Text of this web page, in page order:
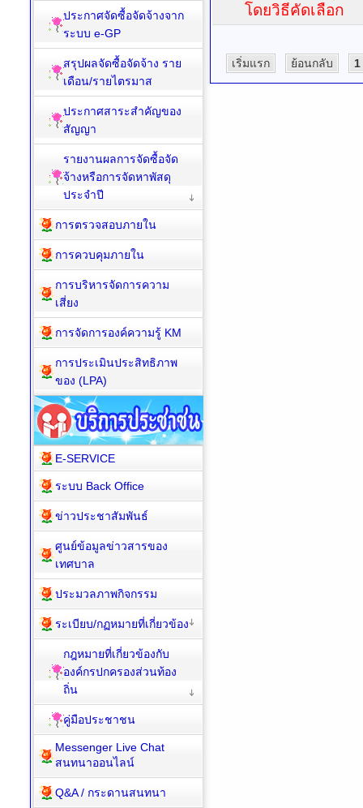
โดยวิธีคัดเลือก
เริ่มแรก ย้อนกลับ 1
ประกาศจัดซื้อจัดจ้างจาก
ระบบ e-GP
สรุปผลจัดซื้อจัดจ้าง ราย
เดือน/รายไตรมาส
ประกาศสาระสำคัญของ
สัญญา
รายงานผลการจัดซื้อจัด
จ้างหรือการจัดหาพัสดุ
ประจำปี
การตรวจสอบภายใน
การควบคุมภายใน
การบริหารจัดการความ
เสี่ยง
การจัดการองค์ความรู้ KM
การประเมินประสิทธิภาพ
ของ (LPA)
E-SERVICE
ระบบ Back Office
ข่าวประชาสัมพันธ์
ศูนย์ข้อมูลข่าวสารของ
เทศบาล
ประมวลภาพกิจกรรม
ระเบียบ/กฏหมายที่เกี่ยวข้อง
กฎหมายที่เกี่ยวข้องกับ
องค์กรปกครองส่วนท้อง
ถิ่น
คู่มือประชาชน
Messenger Live Chat
สนทนาออนไลน์
Q&A / กระดานสนทนา